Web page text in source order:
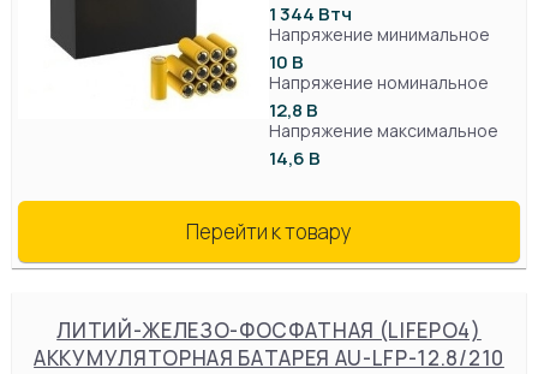
1 344 Втч
Напряжение минимальное
10 В
Напряжение номинальное
12,8 В
Напряжение максимальное
14,6 В
Перейти к товару
ЛИТИЙ-ЖЕЛЕЗО-ФОСФАТНАЯ (LIFEPO4)
АККУМУЛЯТОРНАЯ БАТАРЕЯ AU-LFP-12.8/210